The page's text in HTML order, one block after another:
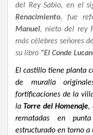
del Rey Sabio, en el
Renacimiento, fue
Manuel, nieto del rey
más célebres señores
su libro “El Conde
El castillo tiene planta
de muralla
fortificaciones de la
la Torre del Homenaje,
rematadas en
estructurado en torno